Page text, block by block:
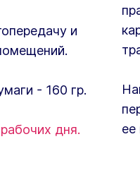
и
- 160 гр.
дня.
ее